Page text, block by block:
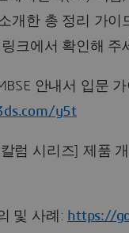
개한 총 정리 가이
크에서 확인해 주
안내서 입문
y5t
럼 시리즈] 제품
및 사례: https://